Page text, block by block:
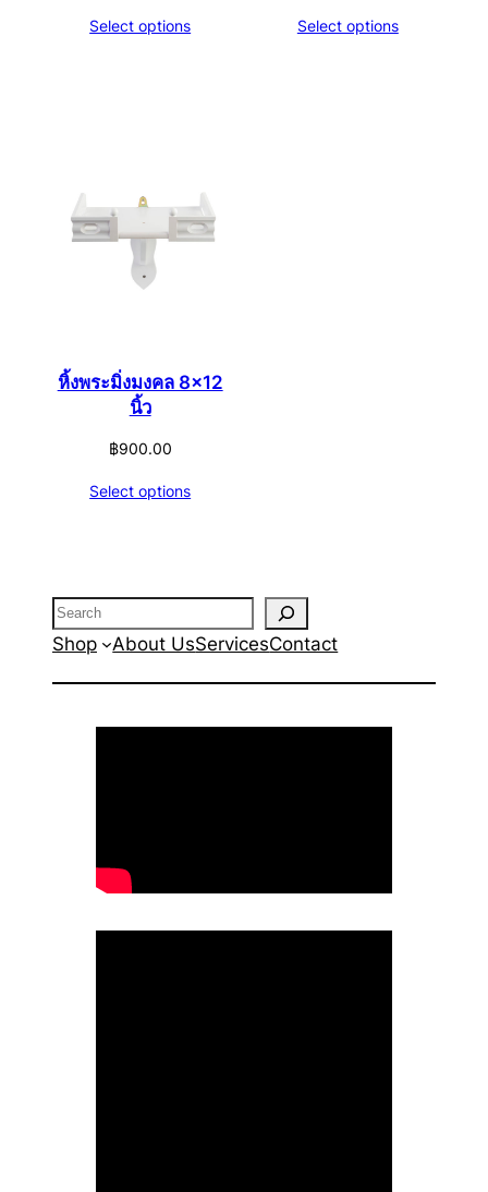
Select options Select options
หิ้งพระมิ่งมงคล 8×12
นิ้ว
฿900.00
Select options
Search
Shop
About UsServicesContact